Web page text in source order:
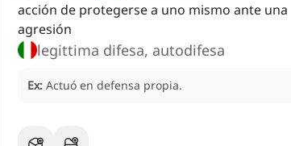
acción de protegerse a uno mismo ante una
agresión
legittima difesa, autodifesa
Ex: Actuó en defensa propia.